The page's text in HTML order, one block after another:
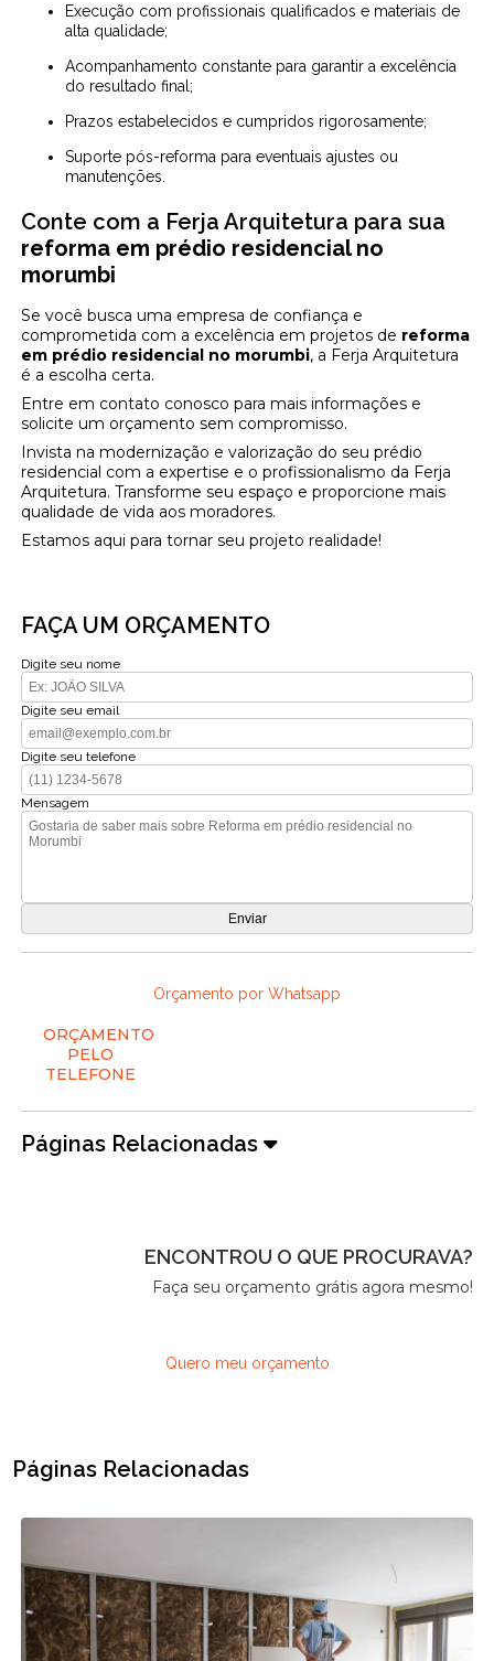
Execução com profissionais qualificados e materiais de
alta qualidade;
Acompanhamento constante para garantir a excelência
do resultado final;
Prazos estabelecidos e cumpridos rigorosamente;
Suporte pós-reforma para eventuais ajustes ou
manutenções.
Conte com a Ferja Arquitetura para sua
reforma em prédio residencial no
morumbi
Se você busca uma empresa de confiança e
comprometida com a excelência em projetos de reforma
em prédio residencial no morumbi, a Ferja Arquitetura
é a escolha certa.
Entre em contato conosco para mais informações e
solicite um orçamento sem compromisso.
Invista na modernização e valorização do seu prédio
residencial com a expertise e o profissionalismo da Ferja
Arquitetura. Transforme seu espaço e proporcione mais
qualidade de vida aos moradores.
Estamos aqui para tornar seu projeto realidade!
FAÇA UM ORÇAMENTO
Digite seu nome
Digite seu email
Digite seu telefone
Mensagem
Orçamento por Whatsapp
ORÇAMENTO
PELO
TELEFONE
Páginas Relacionadas
ENCONTROU O QUE PROCURAVA?
Faça seu orçamento grátis agora mesmo!
Quero meu orçamento
Páginas Relacionadas